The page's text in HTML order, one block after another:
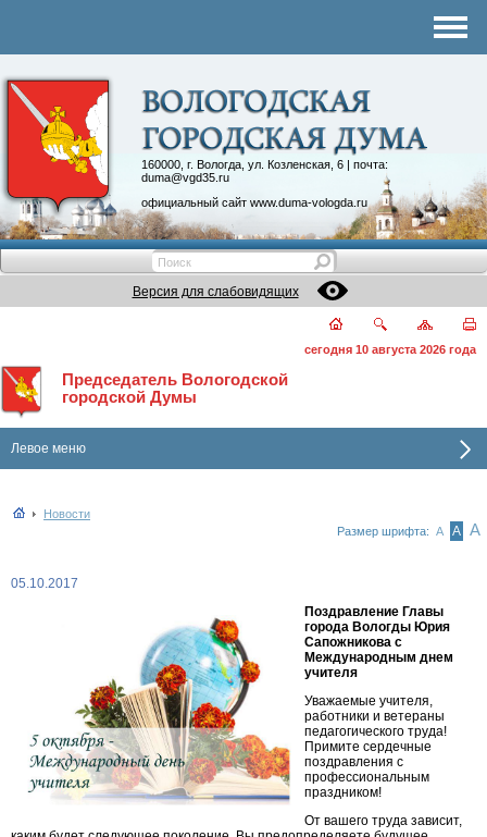
160000, г. Вологда, ул. Козленская, 6 | почта:
duma@vgd35.ru
официальный сайт www.duma-vologda.ru
Контакты
Депутатские объединения
Версия для слабовидящих
сегодня 10 августа 2026 года
Председатель Вологодской
городской Думы
Левое меню
Новости
Размер шрифта: А А А
05.10.2017
Поздравление Главы
города Вологды Юрия
Сапожникова с
Международным днем
учителя
Уважаемые учителя,
работники и ветераны
педагогического труда!
Примите сердечные
поздравления с
профессиональным
праздником!
От вашего труда зависит,